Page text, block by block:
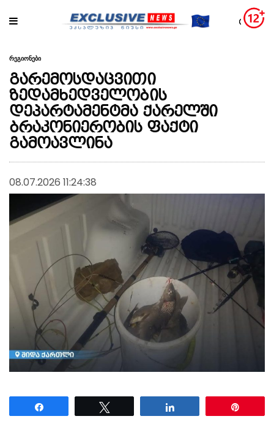
რეგიონები
გარემოსდაცვითი
ზედამხედველობის
დეპარტამენტმა ქარელში
ბრაკონიერობის ფაქტი
გამოავლინა
08.07.2026 11:24:38